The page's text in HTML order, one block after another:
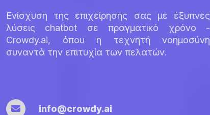
Ενίσχυση της επιχείρησής σας με έξυπνες
λύσεις chatbot σε πραγματικό χρόνο -
Crowdy.ai, όπου η τεχνητή νοημοσύνη
συναντά την επιτυχία των πελατών.
info@crowdy.ai